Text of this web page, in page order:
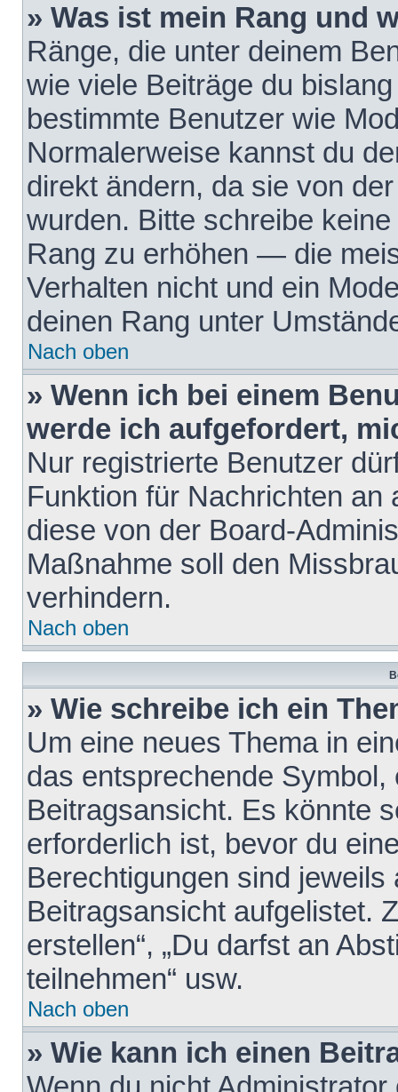
» Was ist mein Rang und
Ränge, die unter deinem
wie viele Beiträge du
bestimmte Benutzer wie
Normalerweise kannst du
direkt ändern, da sie von
wurden. Bitte schreibe
Rang zu erhöhen — die
Verhalten nicht und ein
deinen Rang unter
Nach oben
» Wenn ich bei einem
werde ich aufgefordert,
Nur registrierte Benutzer
Funktion für Nachrichten
diese von der Board-
Maßnahme soll den
verhindern.
Nach oben
» Wie schreibe ich ein
Um eine neues Thema in
das entsprechende
Beitragsansicht. Es könnte
erforderlich ist, bevor du
Berechtigungen sind
Beitragsansicht aufgelistet.
erstellen“, „Du darfst an
teilnehmen“ usw.
Nach oben
» Wie kann ich einen